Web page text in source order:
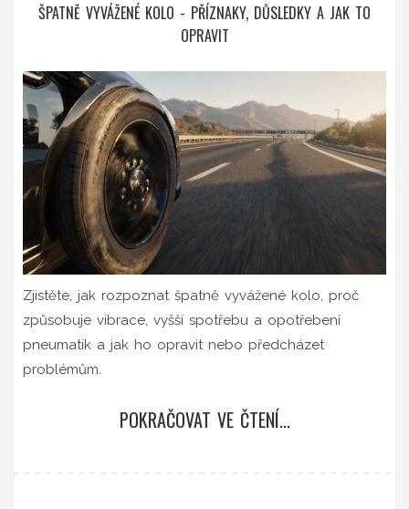
ŠPATNĚ VYVÁŽENÉ KOLO - PŘÍZNAKY, DŮSLEDKY A JAK TO
OPRAVIT
Zjistěte, jak rozpoznat špatně vyvážené kolo, proč
způsobuje vibrace, vyšší spotřebu a opotřebení
pneumatik a jak ho opravit nebo předcházet
problémům.
POKRAČOVAT VE ČTENÍ...